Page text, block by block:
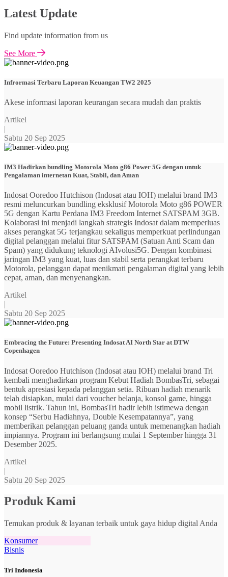
Latest Update
Find update information from us
See More
Infrormasi Terbaru Laporan Keuangan TW2 2025
Akese informasi laporan keurangan secara mudah dan praktis
Artikel
|
Sabtu 20 Sep 2025
IM3 Hadirkan bundling Motorola Moto g86 Power 5G dengan untuk
Pengalaman internetan Kuat, Stabil, dan Aman
Indosat Ooredoo Hutchison (Indosat atau IOH) melalui brand IM3
resmi meluncurkan bundling eksklusif Motorola Moto g86 POWER
5G dengan Kartu Perdana IM3 Freedom Internet SATSPAM 3GB.
Kolaborasi ini menjadi langkah strategis Indosat dalam memperluas
akses perangkat 5G terjangkau sekaligus memperkuat perlindungan
digital pelanggan melalui fitur SATSPAM (Satuan Anti Scam dan
Spam) yang didukung teknologi AIvolusi5G. Dengan kombinasi
jaringan IM3 yang kuat, luas dan stabil serta perangkat terbaru
Motorola, pelanggan dapat menikmati pengalaman digital yang lebih
cepat, aman, dan menyenangkan.
Artikel
|
Sabtu 20 Sep 2025
Embracing the Future: Presenting Indosat AI North Star at DTW
Copenhagen
Indosat Ooredoo Hutchison (Indosat atau IOH) melalui brand Tri
kembali menghadirkan program Kebut Hadiah BombasTri, sebagai
bentuk apresiasi kepada pelanggan setia. Ribuan hadiah menarik
telah disiapkan, mulai dari voucher belanja, konsol game, hingga
mobil listrik. Tahun ini, BombasTri hadir lebih istimewa dengan
konsep “Serbu Hadiahnya, Double Kesempatannya”, yang
memberikan pelanggan peluang ganda untuk memenangkan hadiah
impiannya. Program ini berlangsung mulai 1 September hingga 31
Desember 2025.
Artikel
|
Sabtu 20 Sep 2025
Produk Kami
Temukan produk & layanan terbaik untuk gaya hidup digital Anda
Konsumer
Bisnis
Tri Indonesia